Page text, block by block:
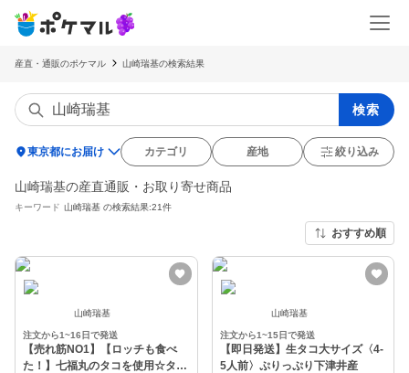
産直・通販のポケマル 山崎瑞基の検索結果
検索
location_on東京都にお届け カテゴリ 産地 絞り込み
山崎瑞基の産直通販・お取り寄せ商品
キーワード 山崎瑞基 の検索結果:21件
おすすめ順
山崎瑞基
注文から1~16日で発送
【売れ筋NO1】【ロッチも食べ
た！】七福丸のタコを使用☆タコ
山崎瑞基
注文から1~15日で発送
【即日発送】生タコ大サイズ〈4-
5人前〉ぷりっぷり下津井産